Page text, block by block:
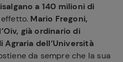
a 140 milioni di
Mario Fregoni,
già ordinario di
dell’Università
da sempre che la sua